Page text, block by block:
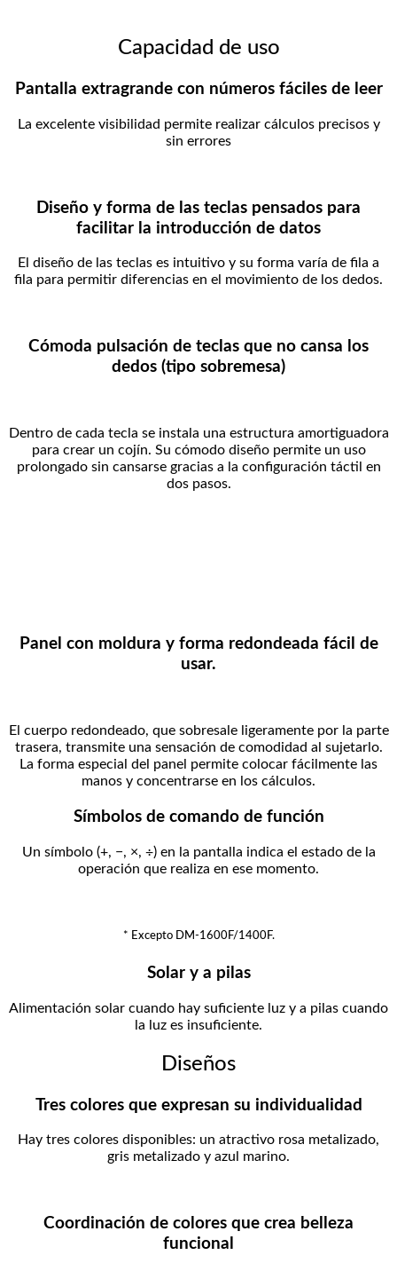
Capacidad de uso
Pantalla extragrande con números fáciles de leer
La excelente visibilidad permite realizar cálculos precisos y
sin errores
Diseño y forma de las teclas pensados para
facilitar la introducción de datos
El diseño de las teclas es intuitivo y su forma varía de fila a
fila para permitir diferencias en el movimiento de los dedos.
Cómoda pulsación de teclas que no cansa los
dedos (tipo sobremesa)
Dentro de cada tecla se instala una estructura amortiguadora
para crear un cojín. Su cómodo diseño permite un uso
prolongado sin cansarse gracias a la configuración táctil en
dos pasos.
Panel con moldura y forma redondeada fácil de
usar.
El cuerpo redondeado, que sobresale ligeramente por la parte
trasera, transmite una sensación de comodidad al sujetarlo.
La forma especial del panel permite colocar fácilmente las
manos y concentrarse en los cálculos.
Símbolos de comando de función
Un símbolo (+, −, ×, ÷) en la pantalla indica el estado de la
operación que realiza en ese momento.
* Excepto DM-1600F/1400F.
Solar y a pilas
Alimentación solar cuando hay suficiente luz y a pilas cuando
la luz es insuficiente.
Diseños
Tres colores que expresan su individualidad
Hay tres colores disponibles: un atractivo rosa metalizado,
gris metalizado y azul marino.
Coordinación de colores que crea belleza
funcional